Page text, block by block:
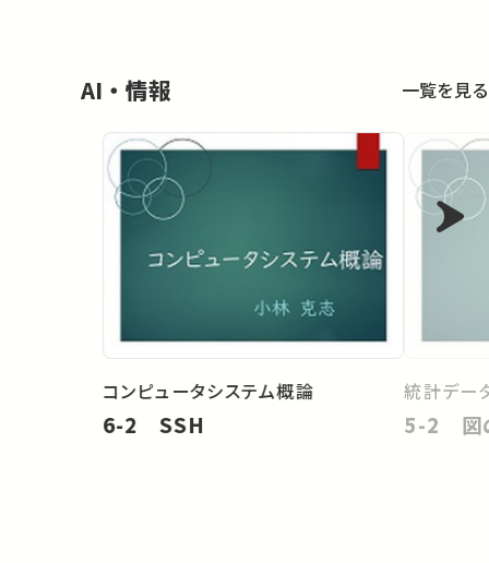
AI・情報 一覧を見る
コンピュータシステム概論
6-2 SSH
統計デー
5-2 図